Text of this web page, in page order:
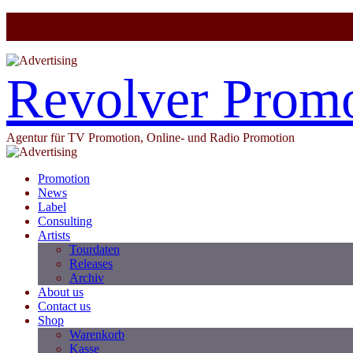
Revolver
Agentur für TV Promotion, Online- und Radio Promotion
Promotion
News
Label
Consulting
Artists
Tourdaten
Releases
Archiv
About us
Contact us
Shop
Warenkorb
Kasse